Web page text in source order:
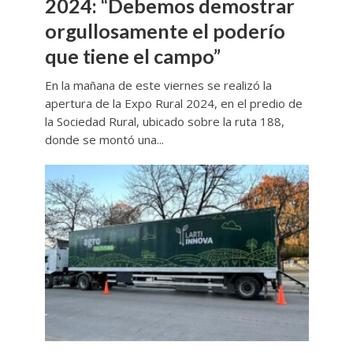
2024: “Debemos demostrar
orgullosamente el poderío
que tiene el campo”
En la mañana de este viernes se realizó la
apertura de la Expo Rural 2024, en el predio de
la Sociedad Rural, ubicado sobre la ruta 188,
donde se montó una...